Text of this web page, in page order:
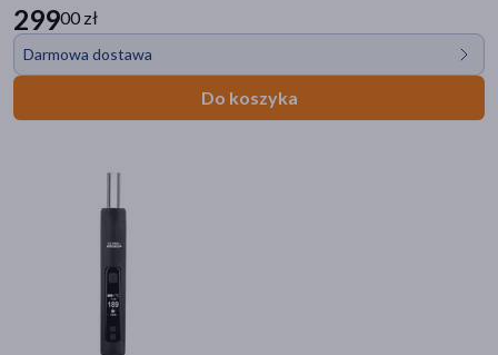
29900 zł
Darmowa dostawa
Do koszyka